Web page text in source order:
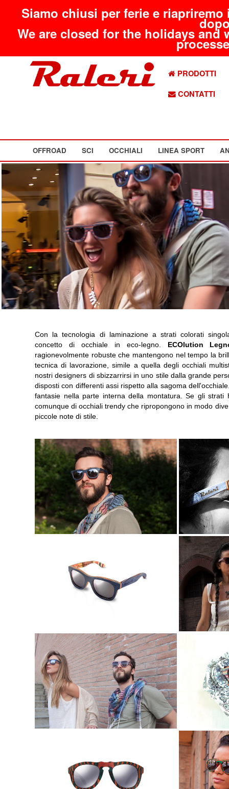
Siamo chiusi per ferie e
We are closed for the holidays
PRODOTTI
CONTATTI
OFFROAD SCI OCCHIALI LINEA SPORT
Con la tecnologia di laminazione a strati colorati
concetto di occhiale in eco-legno. ECOlution
ragionevolmente robuste che mantengono nel tempo la
tecnica di lavorazione, simile a quella degli occhiali
nostri designers di sbizzarrirsi in uno stile dalla grande
disposti con differenti assi rispetto alla sagoma
fantasie nella parte interna della montatura. Se gli
comunque di occhiali trendy che ripropongono in modo
piccole note di stile.